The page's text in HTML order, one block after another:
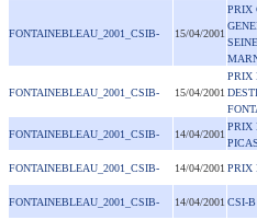
FONTAINEBLEAU_2001_CSIB- 15/04/2001
PRIX
FONTAINEBLEAU_2001_CSIB- 15/04/2001
PRIX
FONTAINEBLEAU_2001_CSIB- 14/04/2001
PRIX
FONTAINEBLEAU_2001_CSIB- 14/04/2001 PRIX
FONTAINEBLEAU_2001_CSIB- 14/04/2001 CSI-B